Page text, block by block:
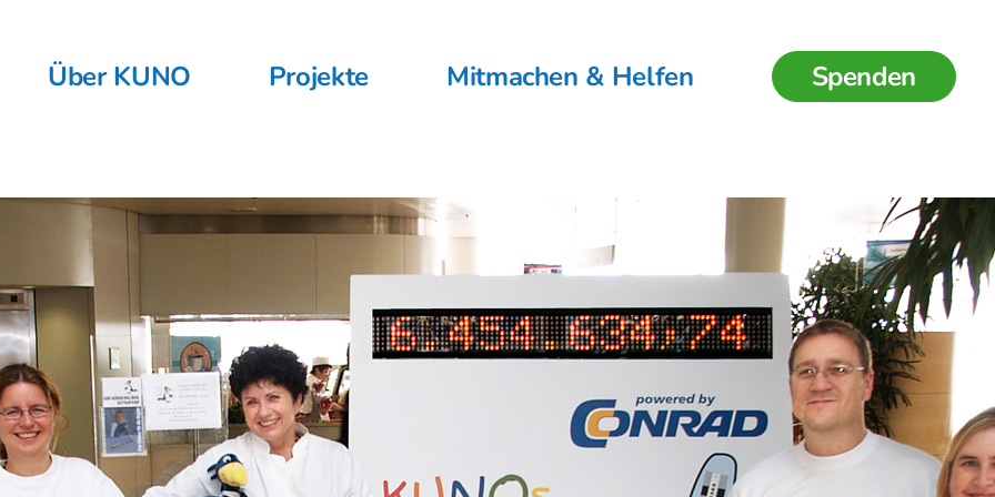
Über KUNO Projekte Mitmachen & Helfen Spenden